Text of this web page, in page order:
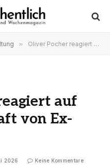
» Oliver Pocher reagiert auf Schwangerschaft von Ex-Frau Amira
auf
von Ex-
2026 Keine Kommentare